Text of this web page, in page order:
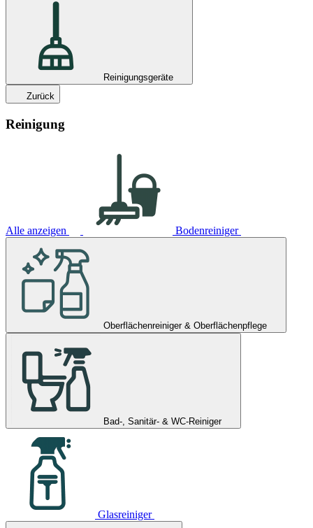
Reinigungsgeräte
Zurück
Reinigung
Alle anzeigen Bodenreiniger
Oberflächenreiniger & Oberflächenpflege
Bad-, Sanitär- & WC-Reiniger
Glasreiniger